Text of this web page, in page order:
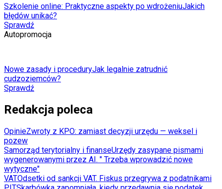
Szkolenie online: Praktyczne aspekty po wdrożeniuJakich
błędów unikać?
Sprawdź
Autopromocja
Nowe zasady i proceduryJak legalnie zatrudnić
cudzoziemców?
Sprawdź
Redakcja poleca
OpinieZwroty z KPO: zamiast decyzji urzędu — weksel i
pozew
Samorząd terytorialny i finanseUrzędy zasypane pismami
wygenerowanymi przez AI. " Trzeba wprowadzić nowe
wytyczne"
VATOdsetki od sankcji VAT. Fiskus przegrywa z podatnikami